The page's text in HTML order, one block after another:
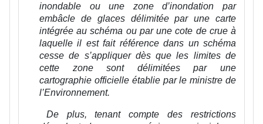
inondable ou une zone d’inondation par
embâcle de glaces délimitée par une carte
intégrée au schéma ou par une cote de crue à
laquelle il est fait référence dans un schéma
cesse de s’appliquer dès que les limites de
cette zone sont délimitées par une
cartographie officielle établie par le ministre de
l’Environnement.
De plus, tenant compte des restrictions